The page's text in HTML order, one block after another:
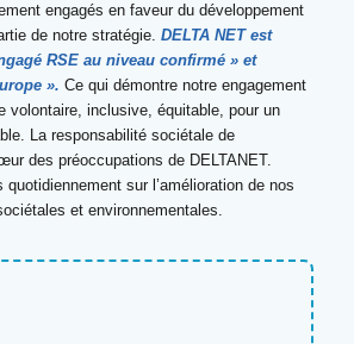
engagés en faveur du développement
de notre stratégie. DELTA NET est
RSE au niveau confirmé » et
». Ce qui démontre notre engagement
volontaire, inclusive, équitable, pour un
La responsabilité sociétale de
des préoccupations de DELTANET.
sur l’amélioration de nos
et environnementales.